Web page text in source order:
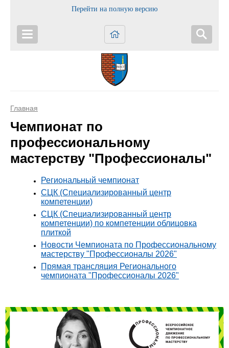
Перейти на полную версию
Главная
Чемпионат по
профессиональному
мастерству "Профессионалы"
Региональный чемпионат
СЦК (Специализированный центр
компетенции)
СЦК (Специализированный центр
компетенции) по компетенции облицовка
плиткой
Новости Чемпионата по Профессиональному
мастерству "Профессионалы 2026"
Прямая трансляция Регионального
чемпионата "Профессионалы 2026"